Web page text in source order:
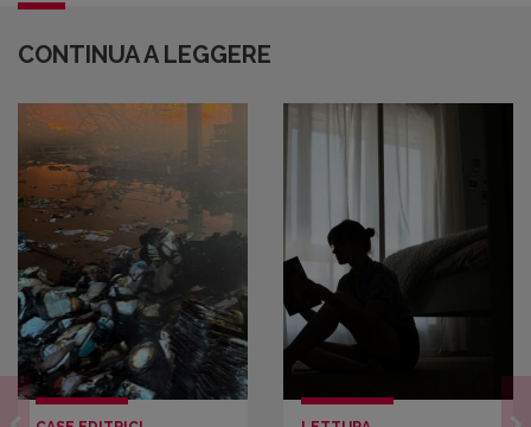
CONTINUA A LEGGERE